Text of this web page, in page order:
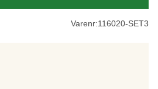
Varenr:116020-SET3